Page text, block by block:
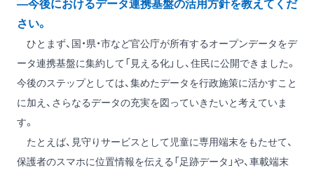
―今後におけるデータ連携基盤の活用方針を教えてくだ
さい。
ひとまず、国・県・市など官公庁が所有するオープンデータをデ
ータ連携基盤に集約して「見える化」し、住民に公開できました。
今後のステップとしては、集めたデータを行政施策に活かすこと
に加え、さらなるデータの充実を図っていきたいと考えていま
す。
たとえば、見守りサービスとして児童に専用端末をもたせて、
保護者のスマホに位置情報を伝える「足跡データ」や、車載端末